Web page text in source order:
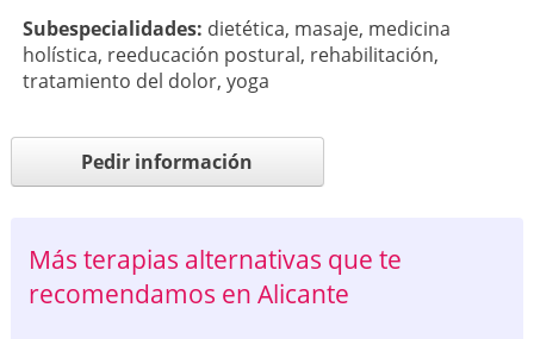
Subespecialidades: dietética, masaje, medicina
holística, reeducación postural, rehabilitación,
tratamiento del dolor, yoga
Pedir información
Más terapias alternativas que te
recomendamos en Alicante